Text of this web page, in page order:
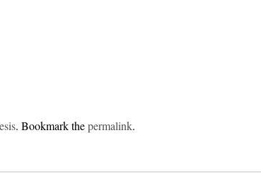
. Bookmark thepermalink.